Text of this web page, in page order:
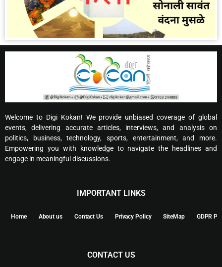
Welcome to Digi Kokan! We provide unbiased coverage of global
events, delivering accurate articles, interviews, and analysis on
politics, business, technology, sports, entertainment, and more.
Empowering you with knowledge to navigate the headlines and
engage in meaningful discussions.
IMPORTANT LINKS
Home About us Contact Us Privacy Policy SiteMap GDPR
CONTACT US